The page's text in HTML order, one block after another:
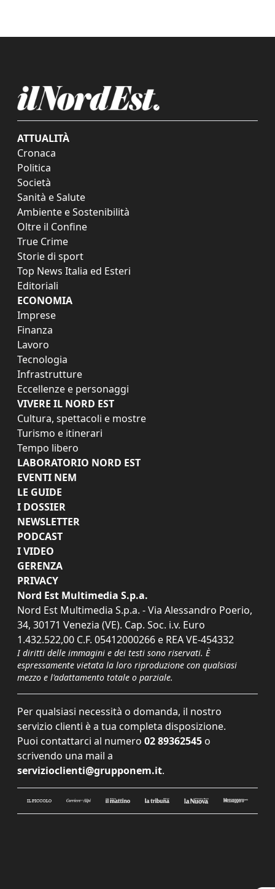
ATTUALITÀ
Cronaca
Politica
Società
Sanità e Salute
Ambiente e Sostenibilità
Oltre il Confine
True Crime
Storie di sport
Top News Italia ed Esteri
Editoriali
ECONOMIA
Imprese
Finanza
Lavoro
Tecnologia
Infrastrutture
Eccellenze e personaggi
VIVERE IL NORD EST
Cultura, spettacoli e mostre
Turismo e itinerari
Tempo libero
LABORATORIO NORD EST
EVENTI NEM
LE GUIDE
I DOSSIER
NEWSLETTER
PODCAST
I VIDEO
GERENZA
PRIVACY
Nord Est Multimedia S.p.a.
Nord Est Multimedia S.p.a. - Via Alessandro Poerio,
34, 30171 Venezia (VE). Cap. Soc. i.v. Euro
1.432.522,00 C.F. 05412000266 e REA VE-454332
I diritti delle immagini e dei testi sono riservati. È
espressamente vietata la loro riproduzione con qualsiasi
mezzo e l'adattamento totale o parziale.
Per qualsiasi necessità o domanda, il nostro
servizio clienti è a tua completa disposizione.
Puoi contattarci al numero 02 89362545 o
scrivendo una mail a
servizioclienti@grupponem.it.